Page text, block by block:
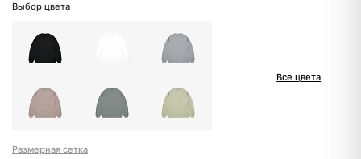
Выбор цвета
Все цвета
Размерная сетка